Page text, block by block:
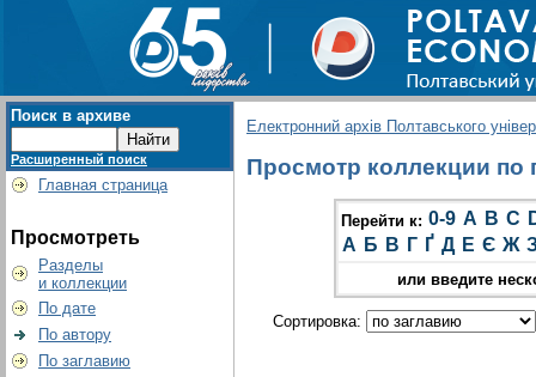
Поиск в архиве
Расширенный поиск
Главная страница
Просмотреть
Разделы
и коллекции
По дате
По автору
По заглавию
Електронний архів Полтавського
Просмотр коллекции по
Перейти к: 0-9 A B C
А Б В Г Ґ Д Е Є Ж
или введите
Сортировка: